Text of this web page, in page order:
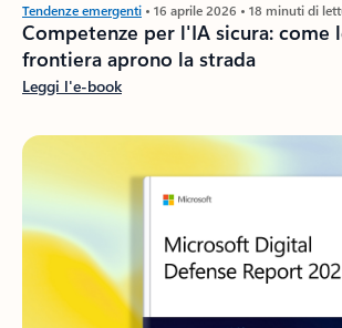
Tendenze emergenti • 16 aprile 2026 • 18 minuti di
Competenze per l'IA sicura: come
frontiera aprono la strada
Leggi l'e-book